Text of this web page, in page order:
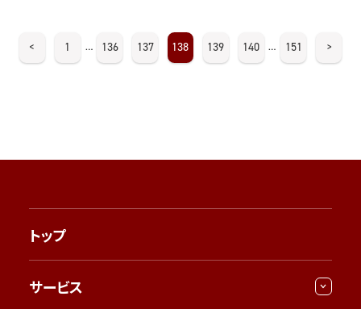
< 1 … 136 137 138 139 140 … 151 >
トップ
サービス